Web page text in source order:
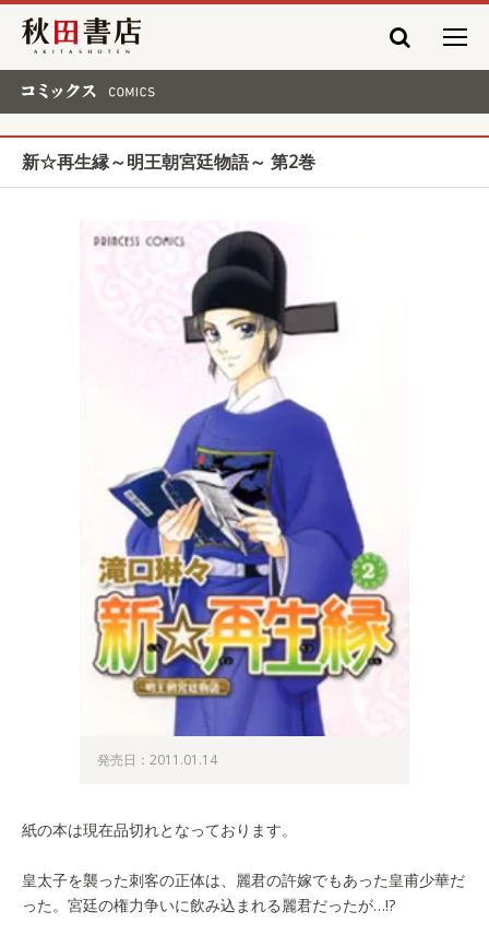
秋田書店
新☆再生縁～明王朝宮廷物語～ 第2巻
発売日：2011.01.14
紙の本は現在品切れとなっております。
皇太子を襲った刺客の正体は、麗君の許嫁でもあった皇甫少華だ
った。宮廷の権力争いに飲み込まれる麗君だったが…!?